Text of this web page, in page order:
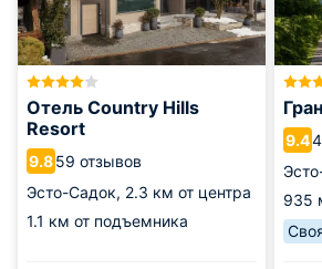
Отель Country Hills
Resort
9.859 отзывов
Эсто-Садок, 2.3 км от центра
1.1 км от подъемника
9.4
935